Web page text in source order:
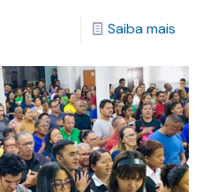
Saiba mais